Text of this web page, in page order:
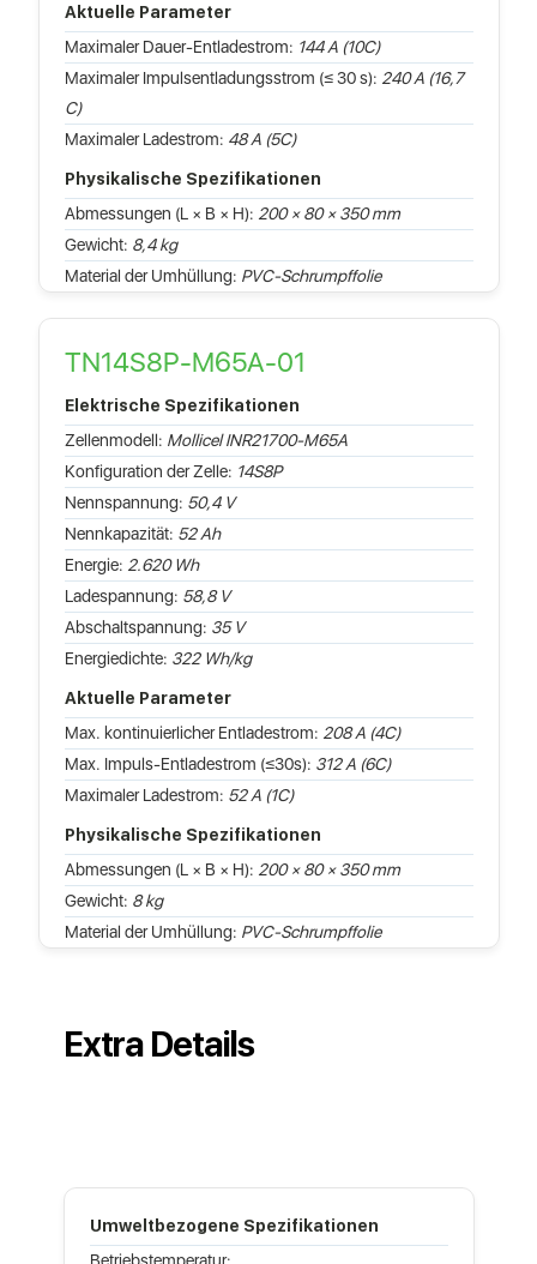
Aktuelle Parameter
Maximaler Dauer-Entladestrom: 144 A (10C)
Maximaler Impulsentladungsstrom (≤ 30 s): 240 A (16,7
C)
Maximaler Ladestrom: 48 A (5C)
Physikalische Spezifikationen
Abmessungen (L × B × H): 200 × 80 × 350 mm
Gewicht: 8,4 kg
Material der Umhüllung: PVC-Schrumpffolie
TN14S8P-M65A-01
Elektrische Spezifikationen
Zellenmodell: Mollicel INR21700-M65A
Konfiguration der Zelle: 14S8P
Nennspannung: 50,4 V
Nennkapazität: 52 Ah
Energie: 2.620 Wh
Ladespannung: 58,8 V
Abschaltspannung: 35 V
Energiedichte: 322 Wh/kg
Aktuelle Parameter
Max. kontinuierlicher Entladestrom: 208 A (4C)
Max. Impuls-Entladestrom (≤30s): 312 A (6C)
Maximaler Ladestrom: 52 A (1C)
Physikalische Spezifikationen
Abmessungen (L × B × H): 200 × 80 × 350 mm
Gewicht: 8 kg
Material der Umhüllung: PVC-Schrumpffolie
Extra Details
Umweltbezogene Spezifikationen